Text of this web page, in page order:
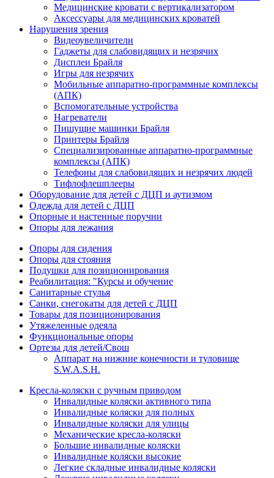
Медицинские кровати с вертикализатором
Аксессуары для медицинских кроватей
Нарушения зрения
Видеоувеличители
Гаджеты для слабовидящих и незрячих
Дисплеи Брайля
Игры для незрячих
Мобильные аппаратно-программные комплексы
(АПК)
Вспомогательные устройства
Нагреватели
Пишущие машинки Брайля
Принтеры Брайля
Специализированные аппаратно-программные
комплексы (АПК)
Телефоны для слабовидящих и незрячих людей
Тифлофлешплееры
Оборудование для детей с ДЦП и аутизмом
Одежда для детей с ДЦП
Опорные и настенные поручни
Опоры для лежания
Опоры для сидения
Опоры для стояния
Подушки для позиционирования
Реабилитация: "Курсы и обучение
Санитарные стулья
Санки, снегокаты для детей с ДЦП
Товары для позиционирования
Утяжеленные одеяла
Функциональные опоры
Ортезы для детей/Свош
Аппарат на нижние конечности и туловище
S.W.A.S.H.
Кресла-коляски с ручным приводом
Инвалидные коляски активного типа
Инвалидные коляски для полных
Инвалидные коляски для улицы
Механические кресла-коляски
Большие инвалидные коляски
Инвалидные коляски высокие
Легкие складные инвалидные коляски